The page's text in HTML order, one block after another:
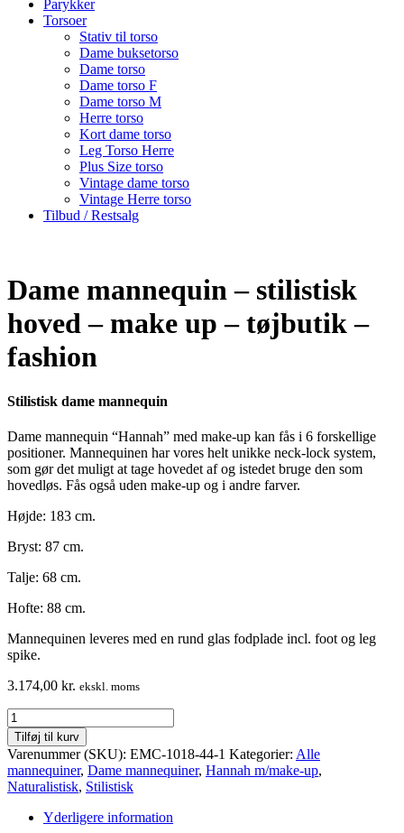
Parykker
Torsoer
Stativ til torso
Dame buksetorso
Dame torso
Dame torso F
Dame torso M
Herre torso
Kort dame torso
Leg Torso Herre
Plus Size torso
Vintage dame torso
Vintage Herre torso
Tilbud / Restsalg
Dame mannequin – stilistisk
hoved – make up – tøjbutik –
fashion
Stilistisk dame mannequin
Dame mannequin “Hannah” med make-up kan fås i 6 forskellige
positioner. Mannequinen har vores helt unikke neck-lock system,
som gør det muligt at tage hovedet af og istedet bruge den som
hovedløs. Fås også uden make-up og i andre farver.
Højde: 183 cm.
Bryst: 87 cm.
Talje: 68 cm.
Hofte: 88 cm.
Mannequinen leveres med en rund glas fodplade incl. foot og leg
spike.
3.174,00 kr. ekskl. moms
Dame
mannequin
–
stilistisk
hoved
-
make
Tilføj til kurv
Varenummer (SKU): EMC-1018-44-1 Kategorier: Alle
mannequiner, Dame mannequiner, Hannah m/make-up,
Naturalistisk, Stilistisk
Yderligere information